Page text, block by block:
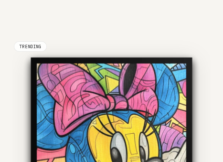
TRENDING